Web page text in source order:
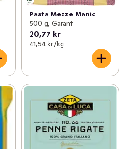
Pasta Mezze Manic
500 g, Garant
20,77 kr
41,54 kr /kg